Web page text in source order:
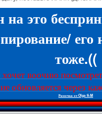
это
тоже.((
воочию
обновляется через
Рамочка от Olga S-M